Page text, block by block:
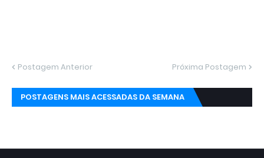
Postagem Anterior Próxima Postagem
POSTAGENS MAIS ACESSADAS DA SEMANA